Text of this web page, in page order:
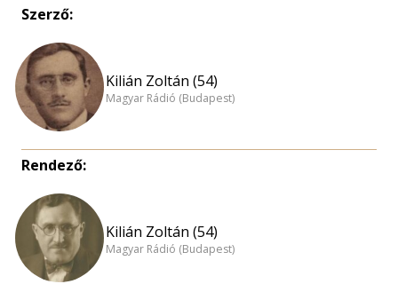
Szerző:
Kilián Zoltán (54)
Magyar Rádió (Budapest)
Rendező:
Kilián Zoltán (54)
Magyar Rádió (Budapest)